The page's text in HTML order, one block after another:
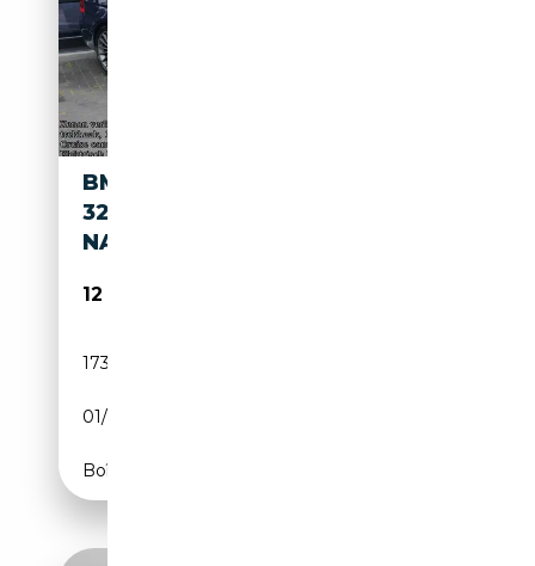
BMW 325 3-SERIE TOURING
325XI LUXURY LINE, CLIMA,
NAVI, LE
12 940€
173 932 km
01/2012
Boîte manuelle